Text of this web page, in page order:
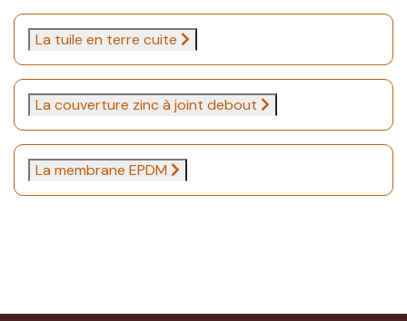
La tuile en terre cuite
La couverture zinc à joint debout
La membrane EPDM